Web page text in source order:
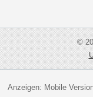
©
Anzeigen: Mobile